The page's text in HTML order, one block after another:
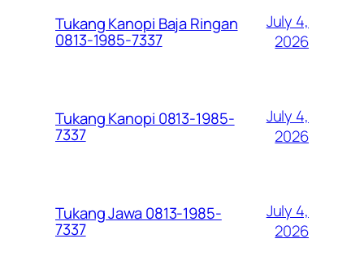
Tukang Kanopi Baja Ringan
0813-1985-7337
July 4,
2026
Tukang Kanopi 0813-1985-
7337
July 4,
2026
Tukang Jawa 0813-1985-
7337
July 4,
2026